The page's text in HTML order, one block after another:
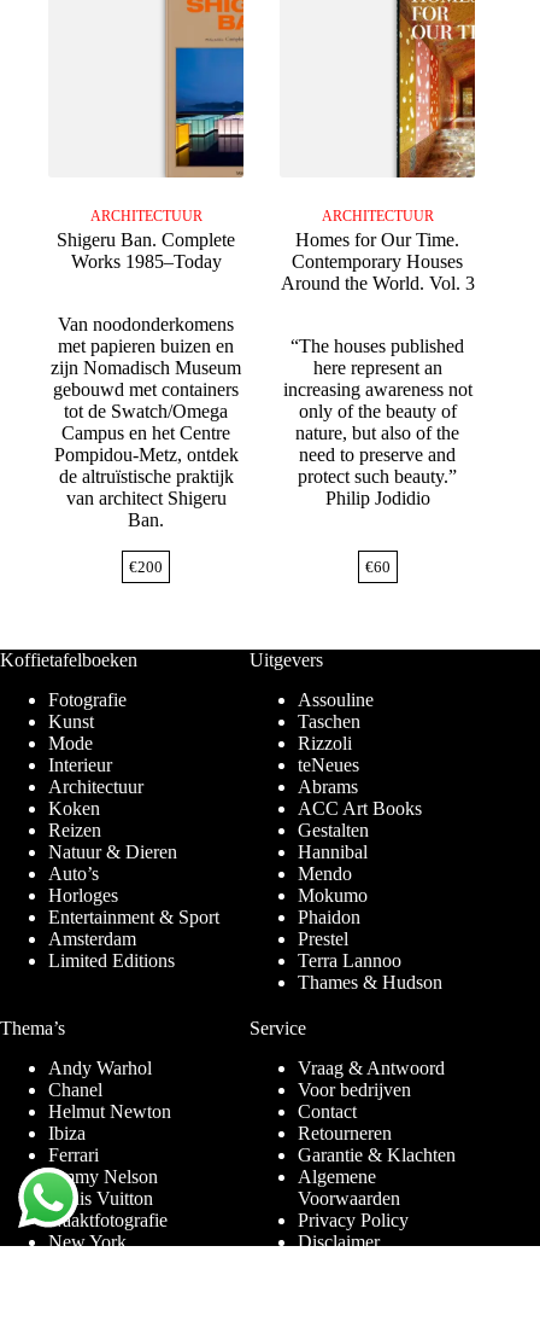
ARCHITECTUUR
Shigeru Ban. Complete
Works 1985–Today
Van noodonderkomens
met papieren buizen en
zijn Nomadisch Museum
gebouwd met containers
tot de Swatch/Omega
Campus en het Centre
Pompidou-Metz, ontdek
de altruïstische praktijk
van architect Shigeru
Ban.
€200
ARCHITECTUUR
Homes for Our Time.
Contemporary Houses
Around the World. Vol. 3
“The houses published
here represent an
increasing awareness not
only of the beauty of
nature, but also of the
need to preserve and
protect such beauty.”
Philip Jodidio
€60
Koffietafelboeken
Fotografie
Kunst
Mode
Interieur
Architectuur
Koken
Reizen
Natuur & Dieren
Auto’s
Horloges
Entertainment & Sport
Amsterdam
Limited Editions
Uitgevers
Assouline
Taschen
Rizzoli
teNeues
Abrams
ACC Art Books
Gestalten
Hannibal
Mendo
Mokumo
Phaidon
Prestel
Terra Lannoo
Thames & Hudson
Thema’s
Andy Warhol
Chanel
Helmut Newton
Ibiza
Ferrari
Jimmy Nelson
Louis Vuitton
Naaktfotografie
New York
Service
Vraag & Antwoord
Voor bedrijven
Contact
Retourneren
Garantie & Klachten
Algemene
Voorwaarden
Privacy Policy
Disclaimer